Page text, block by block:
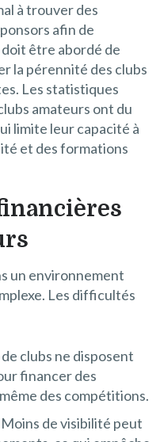
à trouver des
afin de
être abordé de
la pérennité des clubs
Les statistiques
amateurs ont du
limite leur capacité à
et des formations
un environnement
Les difficultés
clubs ne disposent
financer des
des compétitions.
de visibilité peut